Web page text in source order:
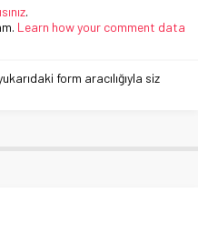
.
Learn how your comment data
form aracılığıyla siz